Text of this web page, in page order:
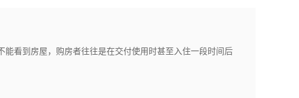
看到房屋，购房者往往是在交付使用时甚至入住一段时间后